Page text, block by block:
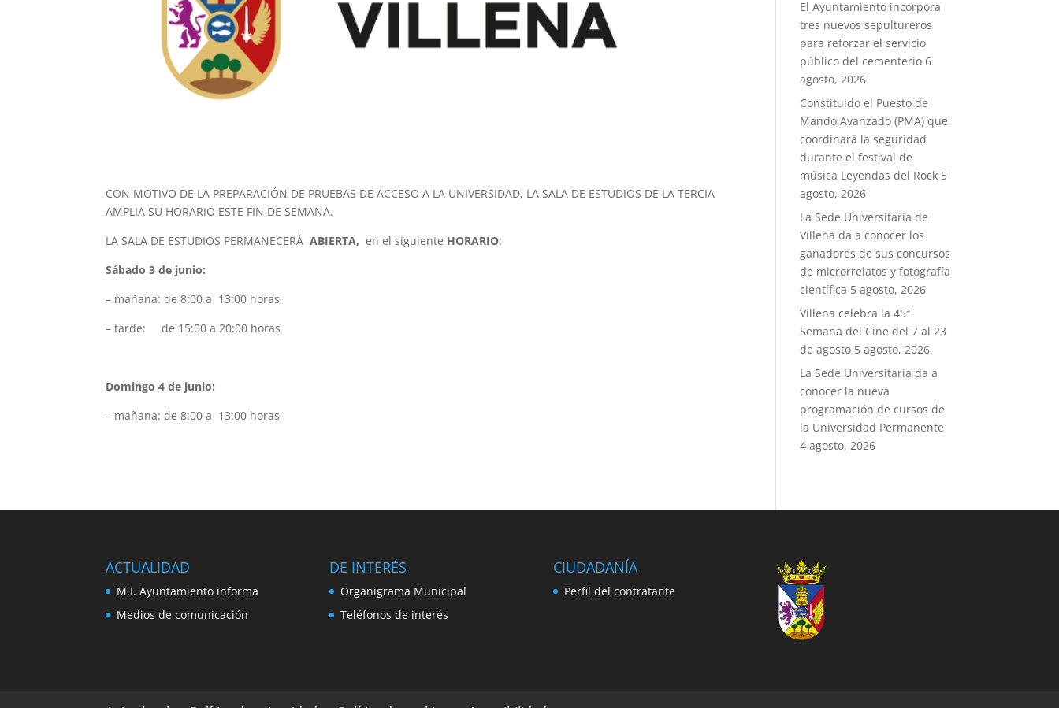
CON MOTIVO DE LA PREPARACIÓN DE PRUEBAS DE ACCESO A LA UNIVERSIDAD, LA SALA DE ESTUDIOS DE LA TERCIA
AMPLIA SU HORARIO ESTE FIN DE SEMANA.
LA SALA DE ESTUDIOS PERMANECERÁ ABIERTA, en el siguiente HORARIO:
Sábado 3 de junio:
– mañana: de 8:00 a 13:00 horas
– tarde: de 15:00 a 20:00 horas
Domingo 4 de junio:
– mañana: de 8:00 a 13:00 horas
El Ayuntamiento incorpora
tres nuevos sepultureros
para reforzar el servicio
público del cementerio 6
agosto, 2026
Constituido el Puesto de
Mando Avanzado (PMA) que
coordinará la seguridad
durante el festival de
música Leyendas del Rock 5
agosto, 2026
La Sede Universitaria de
Villena da a conocer los
ganadores de sus concursos
de microrrelatos y fotografía
científica 5 agosto, 2026
Villena celebra la 45ª
Semana del Cine del 7 al 23
de agosto 5 agosto, 2026
La Sede Universitaria da a
conocer la nueva
programación de cursos de
la Universidad Permanente
4 agosto, 2026
ACTUALIDAD
M.I. Ayuntamiento informa
Medios de comunicación
DE INTERÉS
Organigrama Municipal
Teléfonos de interés
CIUDADANÍA
Perfil del contratante